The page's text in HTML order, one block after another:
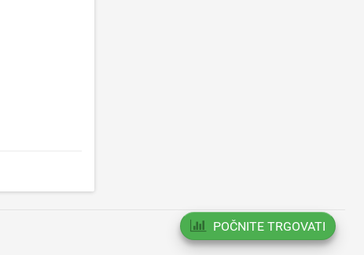
POČNITE TRGOVATI